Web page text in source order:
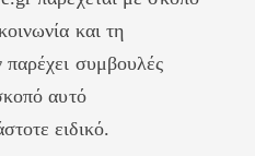
και τη
συμβουλές
αυτό
ειδικό.